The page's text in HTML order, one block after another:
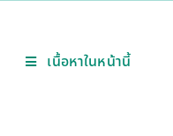
เนื้อหาในหน้านี้